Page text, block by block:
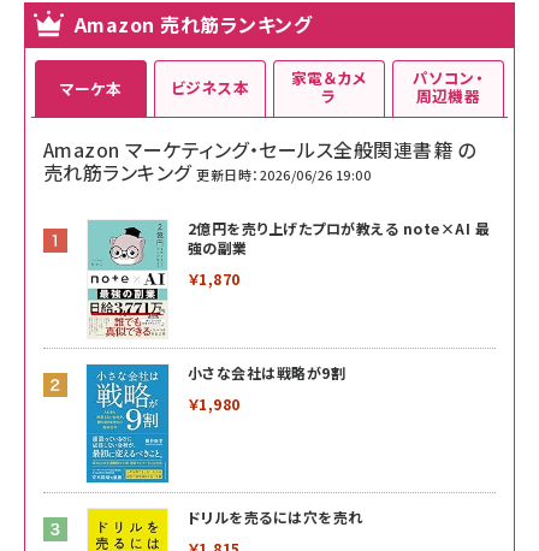
Amazon 売れ筋ランキング
マーケ本
Amazon マーケティング・セールス全般関連書籍 の
売れ筋ランキング 更新日時：2026/06/26 19:00
2億円を売り上げたプロが教える note×AI 最
強の副業
￥1,870
小さな会社は戦略が9割
￥1,980
ドリルを売るには穴を売れ
ビジネス本 家電＆カメ
ラ
パソコン・
周辺機器